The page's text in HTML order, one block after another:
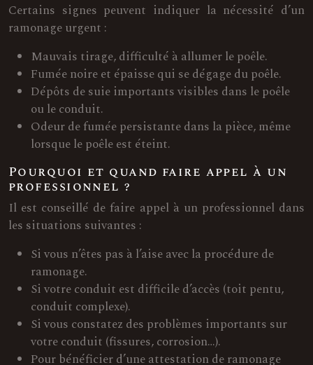
Certains signes peuvent indiquer la nécessité d’un
ramonage urgent :
Mauvais tirage, difficulté à allumer le poêle.
Fumée noire et épaisse qui se dégage du poêle.
Dépôts de suie importants visibles dans le poêle
ou le conduit.
Odeur de fumée persistante dans la pièce, même
lorsque le poêle est éteint.
Pourquoi et quand faire appel à un
professionnel ?
Il est conseillé de faire appel à un professionnel dans
les situations suivantes :
Si vous n’êtes pas à l’aise avec la procédure de
ramonage.
Si votre conduit est difficile d’accès (toit pentu,
conduit complexe).
Si vous constatez des problèmes importants sur
votre conduit (fissures, corrosion…).
Pour bénéficier d’une attestation de ramonage